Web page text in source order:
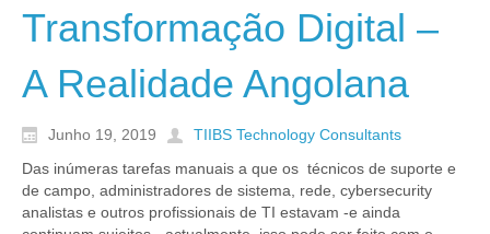
Transformação Digital –
A Realidade Angolana
Junho 19, 2019
TIIBS Technology Consultants
Das inúmeras tarefas manuais a que os técnicos de suporte e
de campo, administradores de sistema, rede, cybersecurity
analistas e outros profissionais de TI estavam -e ainda